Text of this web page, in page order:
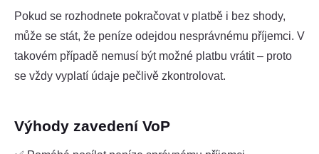
Pokud se rozhodnete pokračovat v platbě i bez shody,
může se stát, že peníze odejdou nesprávnému příjemci. V
takovém případě nemusí být možné platbu vrátit – proto
se vždy vyplatí údaje pečlivě zkontrolovat.
Výhody zavedení VoP